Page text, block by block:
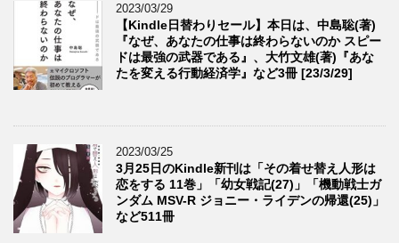
2023/03/29
【Kindle日替わりセール】本日は、中島聡(著)
『なぜ、あなたの仕事は終わらないのか スピー
ドは最強の武器である』、大竹文雄(著)『あな
たを変える行動経済学』など3冊 [23/3/29]
2023/03/25
3月25日のKindle新刊は「その着せ替え人形は
恋をする 11巻」「幼女戦記(27)」「機動戦士ガ
ンダム MSV-R ジョニー・ライデンの帰還(25)」
など511冊